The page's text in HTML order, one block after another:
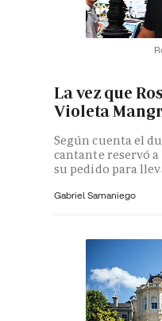
La vez que
Violeta
Según cuenta el
cantante reservó
su pedido para
Gabriel Samaniego